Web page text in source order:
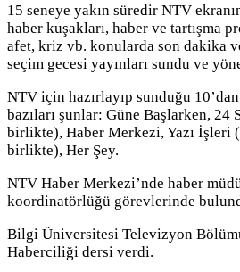
15 seneye yakın süredir NTV
haber kuşakları, haber ve tartışma
afet, kriz vb. konularda son dakika
seçim gecesi yayınları sundu ve
NTV için hazırlayıp sunduğu
bazıları şunlar: Güne Başlarken, 24
birlikte), Haber Merkezi, Yazı İşleri
birlikte), Her Şey.
NTV Haber Merkezi’nde haber
koordinatörlüğü görevlerinde
Bilgi Üniversitesi Televizyon
Haberciliği dersi verdi.